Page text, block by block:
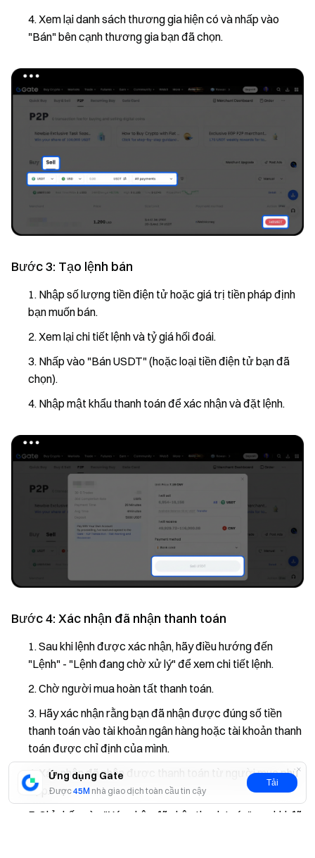
Ứng dụng Gate
Được45M nhà giao dịch toàn cầu tin cậy
Tải
Xem lại danh sách thương gia hiện có và nhấp vào
"Bán" bên cạnh thương gia bạn đã chọn.
Bước 3: Tạo lệnh bán
Nhập số lượng tiền điện tử hoặc giá trị tiền pháp định
bạn muốn bán.
Xem lại chi tiết lệnh và tỷ giá hối đoái.
Nhấp vào "Bán USDT" (hoặc loại tiền điện tử bạn đã
chọn).
Nhập mật khẩu thanh toán để xác nhận và đặt lệnh.
Bước 4: Xác nhận đã nhận thanh toán
Sau khi lệnh được xác nhận, hãy điều hướng đến
"Lệnh" - "Lệnh đang chờ xử lý" để xem chi tiết lệnh.
Chờ người mua hoàn tất thanh toán.
Hãy xác nhận rằng bạn đã nhận được đúng số tiền
thanh toán vào tài khoản ngân hàng hoặc tài khoản thanh
toán được chỉ định của mình.
Xác nhận đã nhận được thanh toán từ người mua phù
hợp.
Chỉ nhấp vào "Xác nhận đã nhận thanh toán" sau khi đã